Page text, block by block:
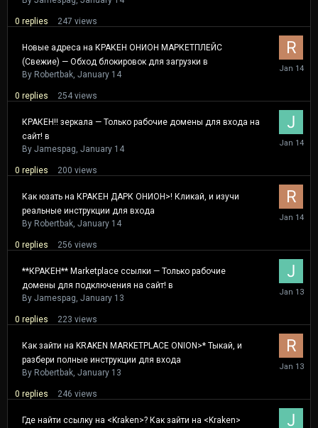
0 replies 247 views
Новые адреса на КРАКЕН ОНИОН МАРКЕТПЛЕЙС
(Свежие) — Обход блокировок для загрузки в
By Robertbak January 14
0 replies 254 views
January
14
КРАКЕН!! зеркала — Только рабочие домены для входа на
сайт! в
By Jamespag January 14
0 replies 200 views
January
14
Как юзать на КРАКЕН ДАРК ОНИОН>! Кликай, и изучи
реальные инструкции для входа
By Robertbak January 14
0 replies 256 views
January
14
**КРАКЕН** Marketplace ссылки — Только рабочие
домены для подключения на сайт! в
By Jamespag January 13
0 replies 223 views
January
13
Как зайти на KRAKEN MARKETPLACE ONION>* Тыкай, и
разбери полные инструкции для входа
By Robertbak January 13
0 replies 246 views
January
13
Где найти ссылку на <Kraken>? Как зайти на <Kraken>